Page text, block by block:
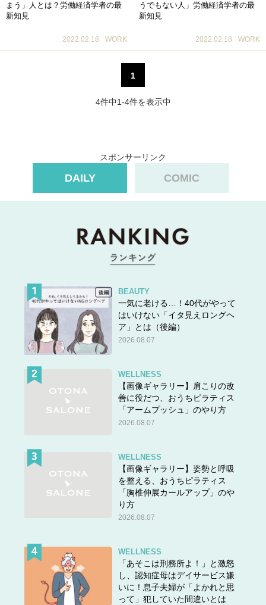
まう」人とは？労働経済学者の最
新知見
2022.02.18 WORK
うでもない人」労働経済学者の最
新知見
2022.02.18 WORK
1
4件中1-4件を表示中
スポンサーリンク
DAILY COMIC
BEAUTY
一気に老ける…！40代がやって
はいけない「イタ見えロングヘ
ア」とは（後編）
2026.08.07
WELLNESS
【画像ギャラリー】肩こりの改
善に役だつ、おうちピラティス
「アームプッシュ」のやり方
2026.08.07
WELLNESS
【画像ギャラリー】姿勢と呼吸
を整える、おうちピラティス
「胸椎伸展カールアップ」のや
り方
2026.08.07
WELLNESS
「あそこは刑務所よ！」と激怒
し、認知症母はデイサービス嫌
いに！息子夫婦が「よかれと思
って」犯していた間違いとは